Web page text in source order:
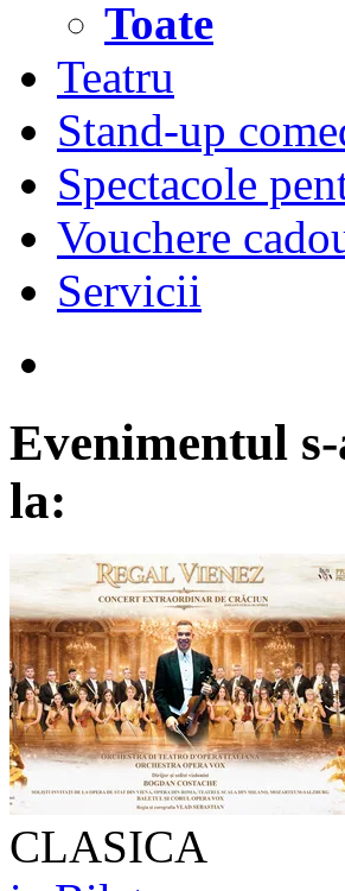
Toate
Teatru
Stand-up
Spectacole
Vouchere
Servicii
Evenimentul
la:
CLASICA